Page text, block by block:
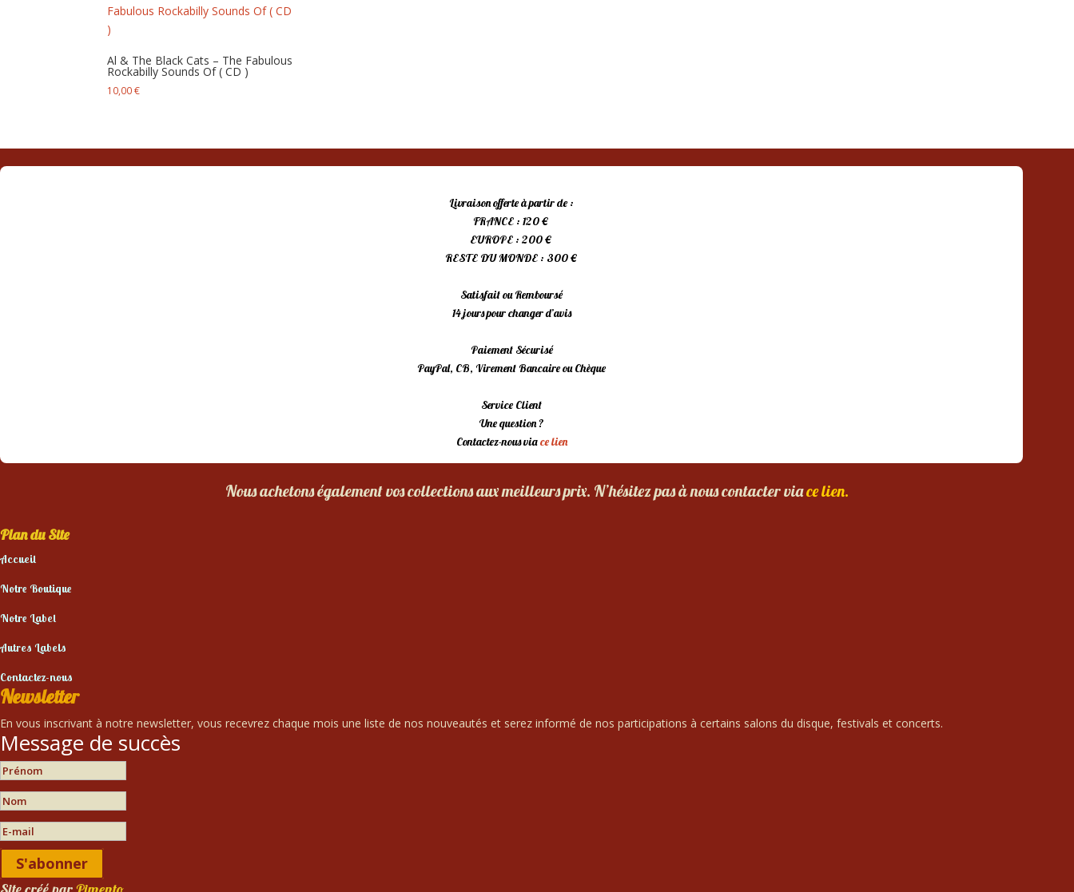
Al & The Black Cats – The Fabulous
Rockabilly Sounds Of ( CD )
10,00€
Livraison offerte à partir de :
FRANCE : 120 €
EUROPE : 200 €
RESTE DU MONDE : 300 €
Satisfait ou Remboursé
14 jours pour changer d’avis
Paiement Sécurisé
PayPal, CB, Virement Bancaire ou Chèque
Service Client
Une question ?
Contactez-nous viace lien
Nous achetons également vos collections aux meilleurs prix. N’hésitez pas à nous contacter viace lien.
Plan du Site
Accueil
Notre Boutique
Notre Label
Autres Labels
Contactez-nous
Newsletter
En vous inscrivant à notre newsletter, vous recevrez chaque mois une liste de nos nouveautés et serez informé de nos participations à certains salons du disque, festivals et concerts.
Message de succès
S'abonner